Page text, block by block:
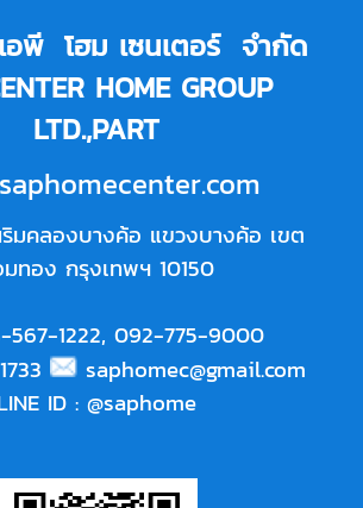
อพี โฮม เซนเตอร์ จำกัด
HOME GROUP
LTD.,PART
มคลองบางค้อ แขวงบางค้อ เขต
ทอง กรุงเทพฯ 10150
1222, 092-775-9000
saphomec@gmail.com
ID : @saphome